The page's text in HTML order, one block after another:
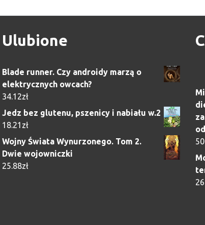
Ulubione
Blade runner. Czy androidy marzą o
elektrycznych owcach?
34.12zł
Jedz bez glutenu, pszenicy i nabiału w.2
18.21 zł
Wojny Świata Wynurzonego. Tom 2.
Dwie wojowniczki
25.88zł